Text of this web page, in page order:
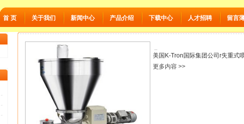
首 页 关于我们 新闻中心 产品介绍 下载中心 人才招聘 留言
美国K-Tron国际集团公司r失重式
更多内容 >>